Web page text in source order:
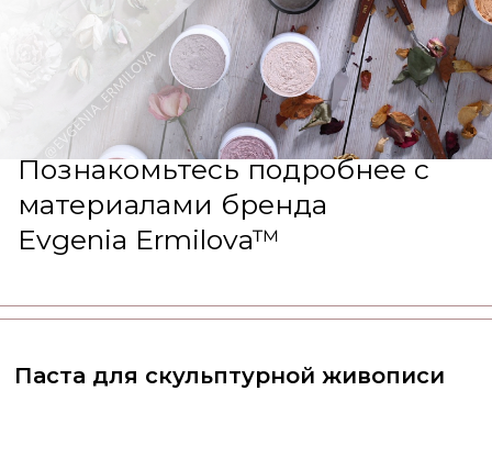
Познакомьтесь подробнее с
материалами бренда
Evgenia Ermilova™
Паста для скульптурной живописи
удобно выдавливать, весом 180